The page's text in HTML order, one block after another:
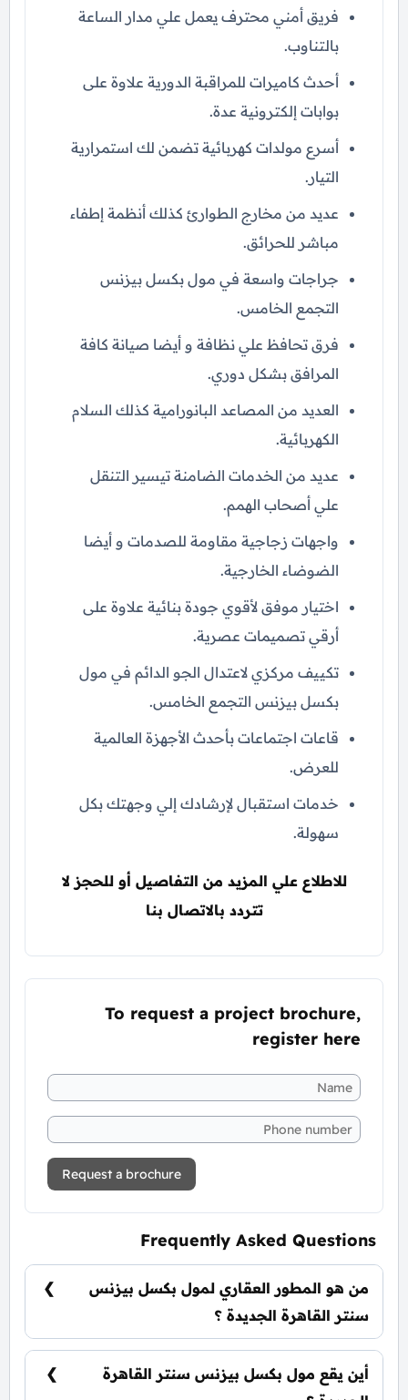
فريق أمني محترف يعمل علي مدار الساعة
بالتناوب.
أحدث كاميرات للمراقبة الدورية علاوة على
بوابات إلكترونية عدة.
أسرع مولدات كهربائية تضمن لك استمرارية
التيار.
عديد من مخارج الطوارئ كذلك أنظمة إطفاء
مباشر للحرائق.
جراجات واسعة في مول بكسل بيزنس
التجمع الخامس.
فرق تحافظ علي نظافة و أيضا صيانة كافة
المرافق بشكل دوري.
العديد من المصاعد البانورامية كذلك السلام
الكهربائية.
عديد من الخدمات الضامنة تيسير التنقل
علي أصحاب الهمم.
واجهات زجاجية مقاومة للصدمات و أيضا
الضوضاء الخارجية.
اختيار موفق لأقوي جودة بنائية علاوة على
أرقي تصميمات عصرية.
تكييف مركزي لاعتدال الجو الدائم في مول
بكسل بيزنس التجمع الخامس.
قاعات اجتماعات بأحدث الأجهزة العالمية
للعرض.
خدمات استقبال لإرشادك إلي وجهتك بكل
سهولة.
للاطلاع علي المزيد من التفاصيل أو للحجز لا
تتردد بالاتصال بنا
To request a project brochure,
register here
Request a brochure
Frequently Asked Questions
من هو المطور العقاري لمول بكسل بيزنس
سنتر القاهرة الجديدة ؟
شركة الصفوة للتطوير العقاري Safwa Urban
Development SUD.
أين يقع مول بكسل بيزنس سنتر القاهرة